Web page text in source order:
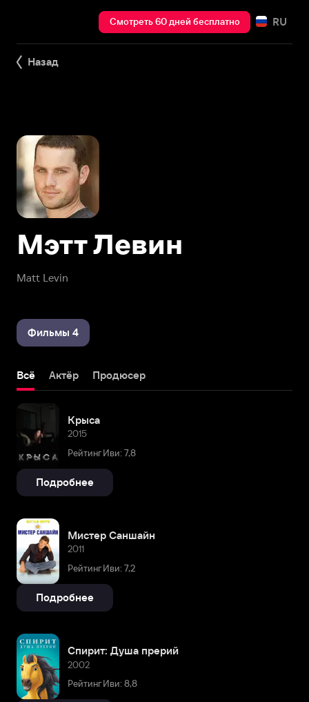
Смотреть 60 дней бесплатно RU
Назад
Matt Levin
Мэтт Левин
Фильмы 4
Всё Актёр Продюсер
Крыса
2015
Рейтинг Иви: 7,8
Подробнее
Мистер Саншайн
2011
Рейтинг Иви: 7,2
Подробнее
Спирит: Душа прерий
2002
Рейтинг Иви: 8,8